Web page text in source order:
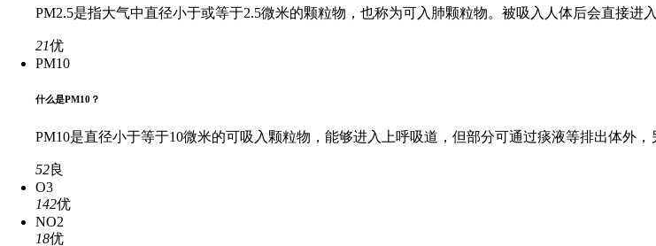
PM2.5是指大气中直径小于或等于2.5微米的颗粒物，也称为可入肺颗粒物。被吸入人体后会直接
21优
PM10
什么是PM10？
PM10是直径小于等于10微米的可吸入颗粒物，能够进入上呼吸道，但部分可通过痰液等排出体外
52良
O3
142优
NO2
18优